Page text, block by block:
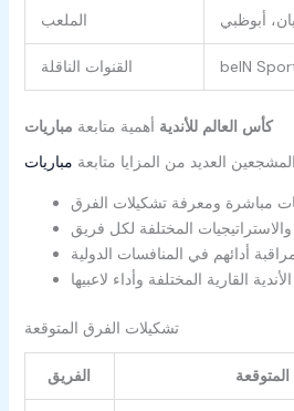
الملعب أبوظبي
القنوات الناقلة
أهمية متابعة مباريات ‎كأس العالم للأندية
متابعة
تشكيلات الفرق المتوقعة
الفريق